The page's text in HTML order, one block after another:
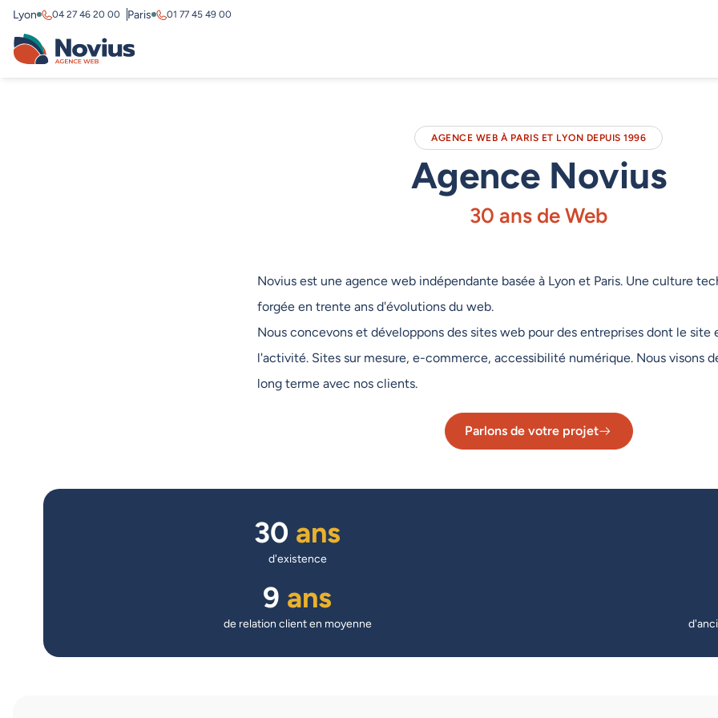
Lyon 04 27 46 20 00 Paris 01 77 45 49 00
AGENCE WEB À PARIS ET LYON DEPUIS 1996
Agence Novius
30 ans de Web
Novius est une agence web indépendante basée à Lyon et Paris. Une culture
forgée en trente ans d'évolutions du web.
Nous concevons et développons des sites web pour des entreprises dont le
l'activité. Sites sur mesure, e-commerce, accessibilité numérique. Nous visons
long terme avec nos clients.
Parlons de votre projet
30 ans
d'existence
9 ans
de relation client en moyenne